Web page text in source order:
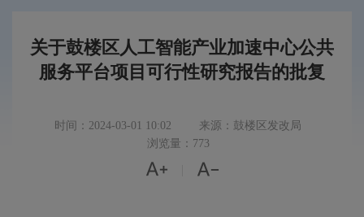
关于鼓楼区人工智能产业加速中心公共
服务平台项目可行性研究报告的批复
时间：2024-03-01 10:02
来源：鼓楼区发改局
浏览量：773
 